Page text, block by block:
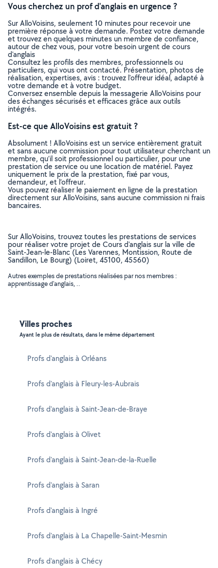
Vous cherchez un prof d'anglais en urgence ?
Sur AlloVoisins, seulement 10 minutes pour recevoir une
première réponse à votre demande. Postez votre demande
et trouvez en quelques minutes un membre de confiance,
autour de chez vous, pour votre besoin urgent de cours
d'anglais
Consultez les profils des membres, professionnels ou
particuliers, qui vous ont contacté. Présentation, photos de
réalisation, expertises, avis : trouvez l'offreur idéal, adapté à
votre demande et à votre budget.
Conversez ensemble depuis la messagerie AlloVoisins pour
des échanges sécurisés et efficaces grâce aux outils
intégrés.
Est-ce que AlloVoisins est gratuit ?
Absolument ! AlloVoisins est un service entièrement gratuit
et sans aucune commission pour tout utilisateur cherchant un
membre, qu’il soit professionnel ou particulier, pour une
prestation de service ou une location de matériel. Payez
uniquement le prix de la prestation, fixé par vous,
demandeur, et l’offreur.
Vous pouvez réaliser le paiement en ligne de la prestation
directement sur AlloVoisins, sans aucune commission ni frais
bancaires.
Sur AlloVoisins, trouvez toutes les prestations de services
pour réaliser votre projet de Cours d'anglais sur la ville de
Saint-Jean-le-Blanc (Les Varennes, Montission, Route de
Sandillon, Le Bourg) (Loiret, 45100, 45560)
Autres exemples de prestations réalisées par nos membres :
apprentissage d'anglais, ..
Villes proches
Ayant le plus de résultats, dans le même département
Profs d'anglais à Orléans
Profs d'anglais à Fleury-les-Aubrais
Profs d'anglais à Saint-Jean-de-Braye
Profs d'anglais à Olivet
Profs d'anglais à Saint-Jean-de-la-Ruelle
Profs d'anglais à Saran
Profs d'anglais à Ingré
Profs d'anglais à La Chapelle-Saint-Mesmin
Profs d'anglais à Chécy